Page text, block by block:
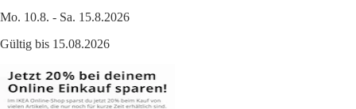
Mo. 10.8. - Sa. 15.8.2026
Gültig bis 15.08.2026